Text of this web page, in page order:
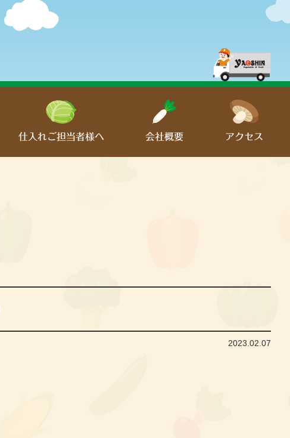
仕入れご担当者様へ 会社概要 アクセス
2023.02.07